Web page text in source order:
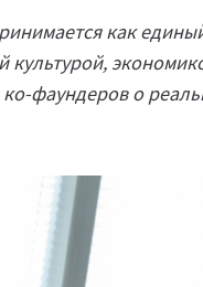
как
культурой,
фаундеров о